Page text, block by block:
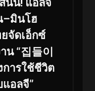
นั่น! แอลจี
–มินโฮ
จัดเอ็กซ์
“집들이
การใช้ชีวิต
อลจี”